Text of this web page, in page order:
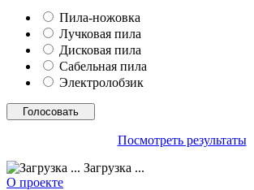
Пила-ножовка
Лучковая пила
Дисковая пила
Сабельная пила
Электролобзик
Посмотреть результаты
Загрузка ...
О проекте